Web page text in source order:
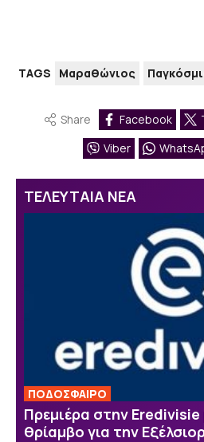
TAGS Μαραθώνιος
Share Facebook
Viber
ΤΕΛΕΥΤΑΙΑ ΝΕΑ
ΠΟΔΟΣΦΑΙΡΟ
Πρεμιέρα στην Eredivisie
θρίαμβο για την